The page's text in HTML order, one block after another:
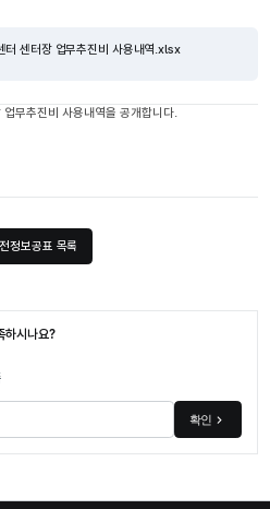
터 센터장 업무추진비 사용내역.xlsx
무추진비 사용내역을 공개합니다.
정보공표 목록
하시나요?
확인